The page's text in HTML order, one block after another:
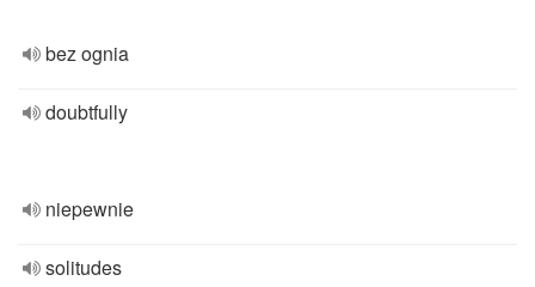
bez ognia
doubtfully
niepewnie
solitudes